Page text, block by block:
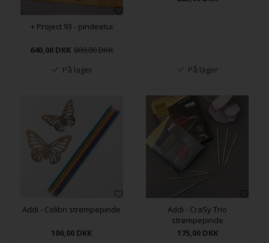
+ Project 93 - pindeetui
640,00 DKK 800,00
På lager
På lager
Addi - Colibri strømpepinde
106,00 DKK
Addi - CraSy Trio
strømpepinde
175,00 DKK